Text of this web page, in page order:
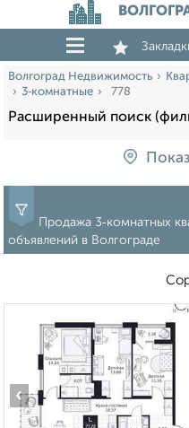
Волгоград Недвижимость
3‑комнатные
778
Расширенный поиск
Продажа 3‑комнатных
объявлений в Волгограде
‹